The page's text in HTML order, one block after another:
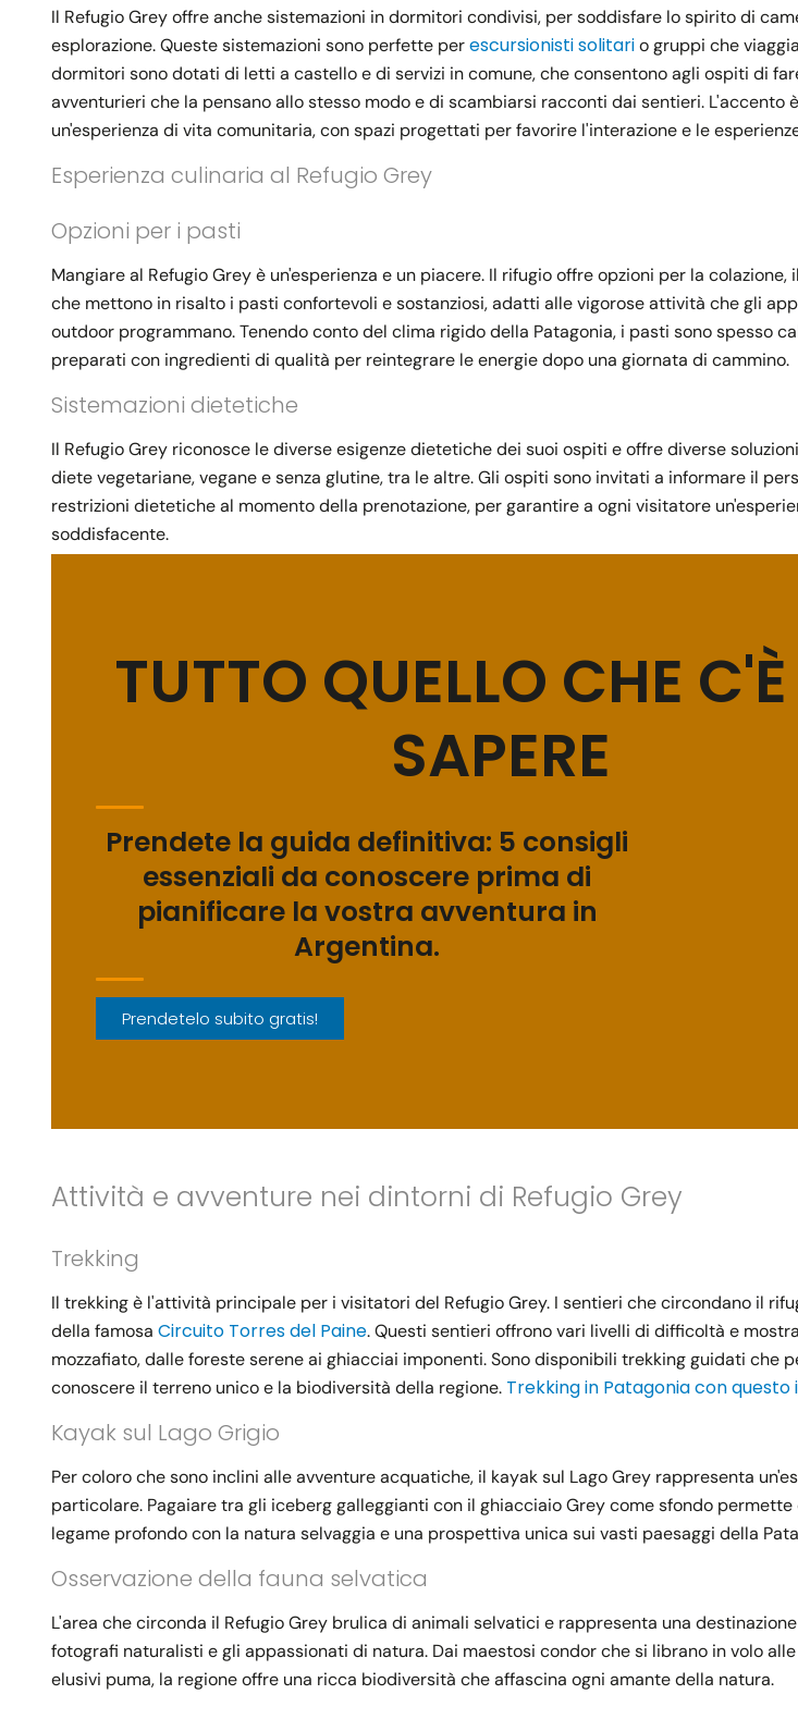
Il Refugio Grey offre anche sistemazioni in dormitori condivisi, per soddisfare lo spirito di
esplorazione. Queste sistemazioni sono perfette perescursionisti solitario gruppi che
dormitori sono dotati di letti a castello e di servizi in comune, che consentono agli ospiti di
avventurieri che la pensano allo stesso modo e di scambiarsi racconti dai sentieri. L'accento
un'esperienza di vita comunitaria, con spazi progettati per favorire l'interazione e le
Esperienza culinaria al Refugio Grey
Opzioni per i pasti
Mangiare al Refugio Grey è un'esperienza e un piacere. Il rifugio offre opzioni per la colazione,
che mettono in risalto i pasti confortevoli e sostanziosi, adatti alle vigorose attività che gli
outdoor programmano. Tenendo conto del clima rigido della Patagonia, i pasti sono spesso
preparati con ingredienti di qualità per reintegrare le energie dopo una giornata di cammino.
Sistemazioni dietetiche
Il Refugio Grey riconosce le diverse esigenze dietetiche dei suoi ospiti e offre diverse
diete vegetariane, vegane e senza glutine, tra le altre. Gli ospiti sono invitati a informare il
restrizioni dietetiche al momento della prenotazione, per garantire a ogni visitatore
soddisfacente.
TUTTO QUELLO CHE
SAPERE
Prendete la guida definitiva: 5 consigli
essenziali da conoscere prima di
pianificare la vostra avventura in
Argentina.
Prendetelo subito gratis!
Attività e avventure nei dintorni di Refugio Grey
Trekking
Il trekking è l'attività principale per i visitatori del Refugio Grey. I sentieri che circondano il
della famosa Circuito Torres del Paine. Questi sentieri offrono vari livelli di difficoltà e
mozzafiato, dalle foreste serene ai ghiacciai imponenti. Sono disponibili trekking guidati che
conoscere il terreno unico e la biodiversità della regione. Trekking in Patagonia con
Kayak sul Lago Grigio
Per coloro che sono inclini alle avventure acquatiche, il kayak sul Lago Grey rappresenta
particolare. Pagaiare tra gli iceberg galleggianti con il ghiacciaio Grey come sfondo
legame profondo con la natura selvaggia e una prospettiva unica sui vasti paesaggi della
Osservazione della fauna selvatica
L'area che circonda il Refugio Grey brulica di animali selvatici e rappresenta una
fotografi naturalisti e gli appassionati di natura. Dai maestosi condor che si librano in volo
elusivi puma, la regione offre una ricca biodiversità che affascina ogni amante della natura.